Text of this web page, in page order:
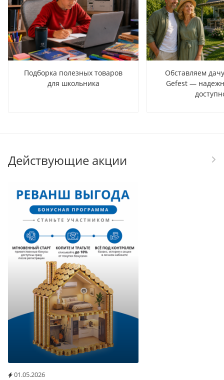
Подборка полезных товаров
для школьника
Обставляем
Gefest —
Действующие акции
01.05.2026